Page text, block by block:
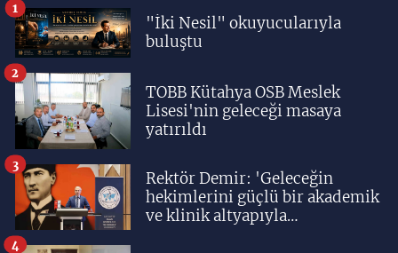
"İki Nesil" okuyucularıyla
buluştu
1
TOBB Kütahya OSB Meslek
Lisesi'nin geleceği masaya
yatırıldı
2
Rektör Demir: 'Geleceğin
hekimlerini güçlü bir akademik
ve klinik altyapıyla
3
4